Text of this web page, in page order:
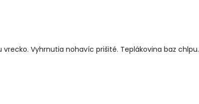
Vyhrnutia nohavíc prišité. Teplákovina baz chlpu.